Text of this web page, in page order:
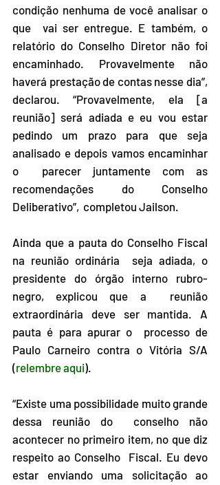
condição nenhuma de você analisar o
que  vai ser entregue. E também, o
relatório do Conselho Diretor não foi
encaminhado. Provavelmente não
haverá prestação de contas nesse dia”,
declarou. “Provavelmente, ela [a
reunião] será adiada e eu vou estar
pedindo um prazo para que seja
analisado e depois vamos encaminhar
o  parecer juntamente com as
recomendações do Conselho
Deliberativo”,  completou Jailson.
Ainda que a pauta do Conselho Fiscal
na reunião ordinária  seja adiada, o
presidente do órgão interno rubro-
negro, explicou que a  reunião
extraordinária deve ser mantida. A
pauta é para apurar o  processo de
Paulo Carneiro contra o Vitória S/A
(relembre aqui).
“Existe uma possibilidade muito grande
dessa reunião do  conselho não
acontecer no primeiro item, no que diz
respeito ao Conselho  Fiscal. Eu devo
estar enviando uma solicitação ao